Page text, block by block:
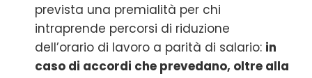
prevista una premialità per chi
intraprende percorsi di riduzione
dell’orario di lavoro a parità di salario: in
caso di accordi che prevedano, oltre alla